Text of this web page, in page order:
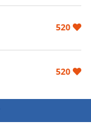
520
520